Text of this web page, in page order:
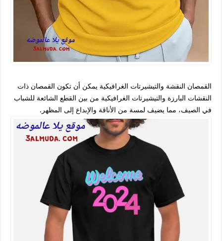
القمصان النقشة والتيشيرتات الغرافيكية يمكن أن تكون القمصان ذات
النقشات البارزة والتيشيرتات الغرافيكية من بين القطع الشائعة للشباب
في الصيف، مما يضيف لمسة من الأناقة والإبداع إلى المظهر.